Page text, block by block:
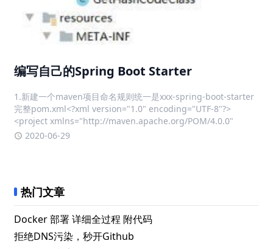
编写自己的Spring Boot Starter
1.新建一个maven项目命名规则统一是xxx-spring-boot-starter
完整pom.xml<?xml version="1.0" encoding="UTF-8"?>
<project xmlns="http://maven.apache.org/POM/4.0.0"
2020-06-29
热门文章
Docker 部署 详细全过程 附代码
拒绝DNS污染，秒开Github